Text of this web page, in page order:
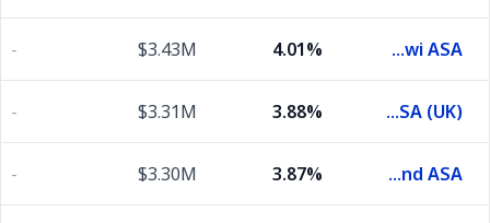
Mowi ASA
4.01%
$3.43M
-
Telenor ASA (UK)
3.88%
$3.31M
-
Storebrand ASA
3.87%
$3.30M
-